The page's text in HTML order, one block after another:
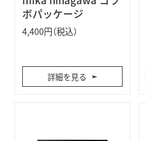
ボパッケージ
4,400円（税込）
詳細を見る